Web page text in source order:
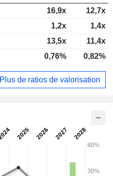
16,9x
12,7x
1,2x
1,4x
13,5x
11,4x
0,76% 0,82%
Plus de ratios de valorisation